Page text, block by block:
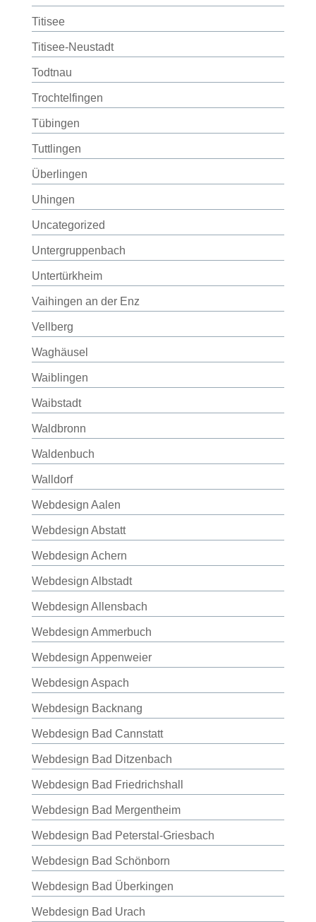
Titisee
Titisee-Neustadt
Todtnau
Trochtelfingen
Tübingen
Tuttlingen
Überlingen
Uhingen
Uncategorized
Untergruppenbach
Untertürkheim
Vaihingen an der Enz
Vellberg
Waghäusel
Waiblingen
Waibstadt
Waldbronn
Waldenbuch
Walldorf
Webdesign Aalen
Webdesign Abstatt
Webdesign Achern
Webdesign Albstadt
Webdesign Allensbach
Webdesign Ammerbuch
Webdesign Appenweier
Webdesign Aspach
Webdesign Backnang
Webdesign Bad Cannstatt
Webdesign Bad Ditzenbach
Webdesign Bad Friedrichshall
Webdesign Bad Mergentheim
Webdesign Bad Peterstal-Griesbach
Webdesign Bad Schönborn
Webdesign Bad Überkingen
Webdesign Bad Urach